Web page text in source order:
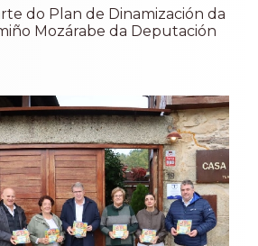
do Plan de Dinamización da
Mozárabe da Deputación